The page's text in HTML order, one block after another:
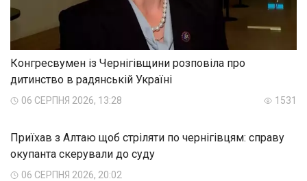
Конгресвумен із Чернігівщини розповіла про
дитинство в радянській Україні
06 СЕРПНЯ 2026, 13:28 1531
Приїхав з Алтаю щоб стріляти по чернігівцям: справу
окупанта скерували до суду
06 СЕРПНЯ 2026, 20:02